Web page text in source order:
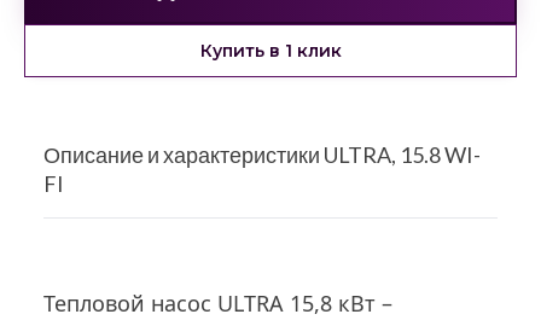
Купить в 1 клик
Описание и характеристики ULTRA, 15.8 WI-
FI
Тепловой насос ULTRA 15,8 кВт –